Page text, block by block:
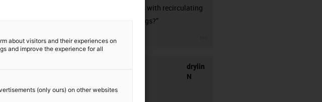
guideways with recirculating
ball bearings?”
drylin
N
about visitors and their experiences on
and improve the experience for all
(only ours) on other websites